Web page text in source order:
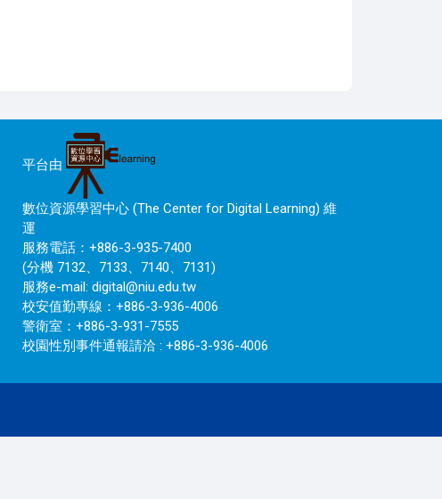
平台由
數位資源學習中心 (The Center for Digital Learning) 維
運
服務電話：+886-3-935-7400
(分機 7132、7133、7140、7131)
服務e-mail:digital@niu.edu.tw
校安值勤專線：+886-3-936-4006
警衛室：+886-3-931-7555
校園性別事件通報請洽 : +886-3-936-4006